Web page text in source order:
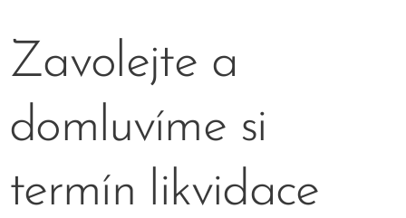
Zavolejte a
domluvíme si
termín likvidace